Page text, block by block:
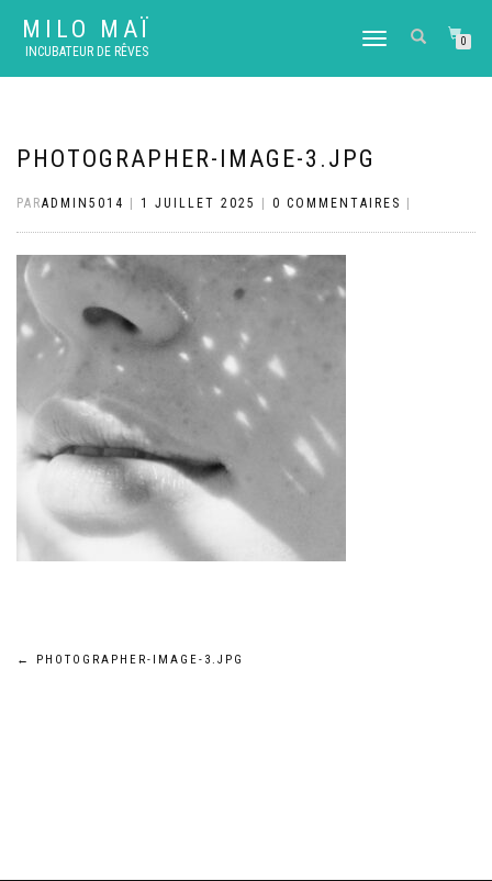
MILO MAÏ
INCUBATEUR DE RÊVES
DÉPLIER
NAVIGATION
0
PHOTOGRAPHER-IMAGE-3.JPG
PARADMIN5014 1 JUILLET 2025 0 COMMENTAIRES
Navigation
← PHOTOGRAPHER-IMAGE-3.JPG